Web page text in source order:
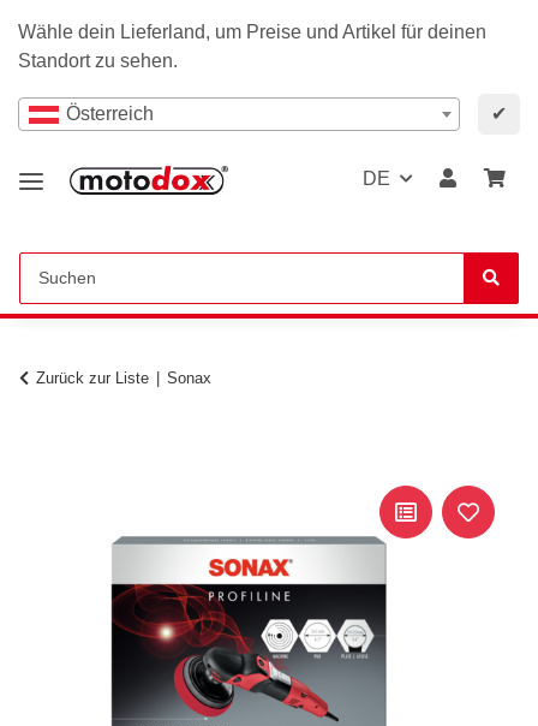
Wähle dein Lieferland, um Preise und Artikel für deinen
Standort zu sehen.
Österreich ✔
DE
Zurück zur Liste Sonax